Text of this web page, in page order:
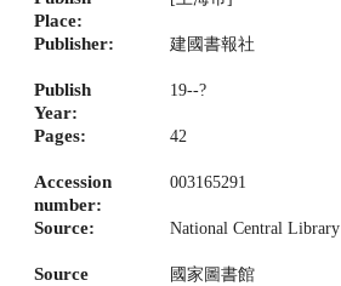
Place:
Publisher: 建國書報社
Publish
Year:
19--?
Pages: 42
Accession
number:
003165291
Source: National Central Library
Source
國家圖書館